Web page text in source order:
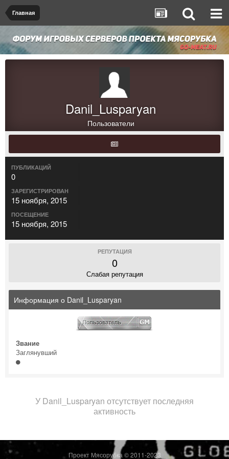
Главная
Danil_Lusparyan
Пользователи
ПУБЛИКАЦИЙ
0
ЗАРЕГИСТРИРОВАН
15 ноября, 2015
ПОСЕЩЕНИЕ
15 ноября, 2015
РЕПУТАЦИЯ
0
Слабая репутация
Информация о Danil_Lusparyan
Звание
Заглянувший
У Danil_Lusparyan отсутствует последняя
активность
Проект Мясорубка © 2011-2023